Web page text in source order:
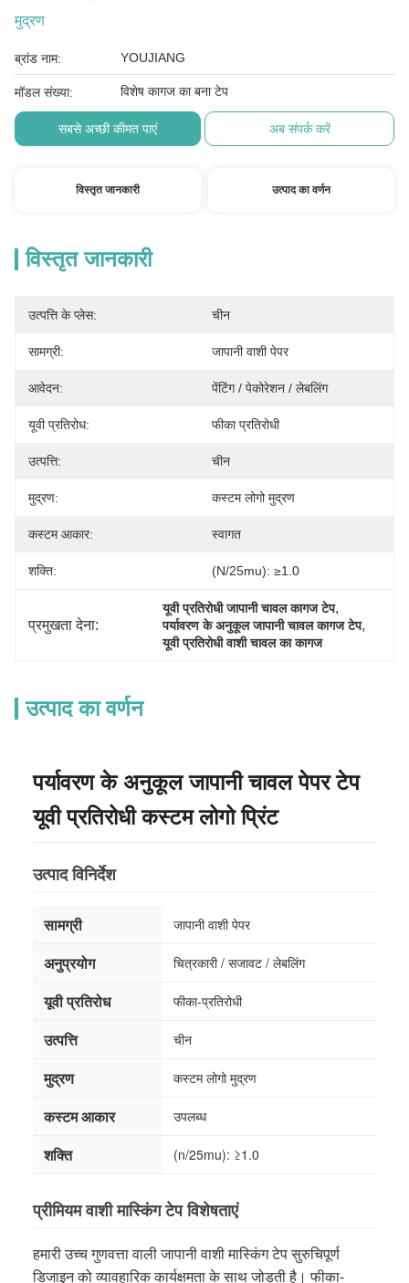
मुद्रण
ब्रांड नाम: YOUJIANG
मॉडल संख्या: विशेष कागज का बना टेप
सबसे अच्छी कीमत पाएं अब संपर्क करें
विस्तृत जानकारी उत्पाद का वर्णन
विस्तृत जानकारी
उत्पत्ति के प्लेस: चीन
सामग्री: जापानी वाशी पेपर
आवेदन: पेंटिंग / पेकोरेशन / लेबलिंग
यूवी प्रतिरोध: फीका प्रतिरोधी
उत्पत्ति: चीन
मुद्रण: कस्टम लोगो मुद्रण
कस्टम आकार: स्वागत
शक्ति: (n/25mu): ≥1.0
प्रमुखता देना:
यूवी प्रतिरोधी जापानी चावल कागज टेप,
पर्यावरण के अनुकूल जापानी चावल कागज टेप,
यूवी प्रतिरोधी वाशी चावल का कागज
उत्पाद का वर्णन
पर्यावरण के अनुकूल जापानी चावल पेपर टेप
यूवी प्रतिरोधी कस्टम लोगो प्रिंट
उत्पाद विनिर्देश
सामग्री जापानी वाशी पेपर
अनुप्रयोग चित्रकारी / सजावट / लेबलिंग
यूवी प्रतिरोध फीका-प्रतिरोधी
उत्पत्ति चीन
मुद्रण कस्टम लोगो मुद्रण
कस्टम आकार उपलब्ध
शक्ति (n/25mu): ≥1.0
प्रीमियम वाशी मास्किंग टेप विशेषताएं
हमारी उच्च गुणवत्ता वाली जापानी वाशी मास्किंग टेप सुरुचिपूर्ण
डिजाइन को व्यावहारिक कार्यक्षमता के साथ जोड़ती है। फीका-